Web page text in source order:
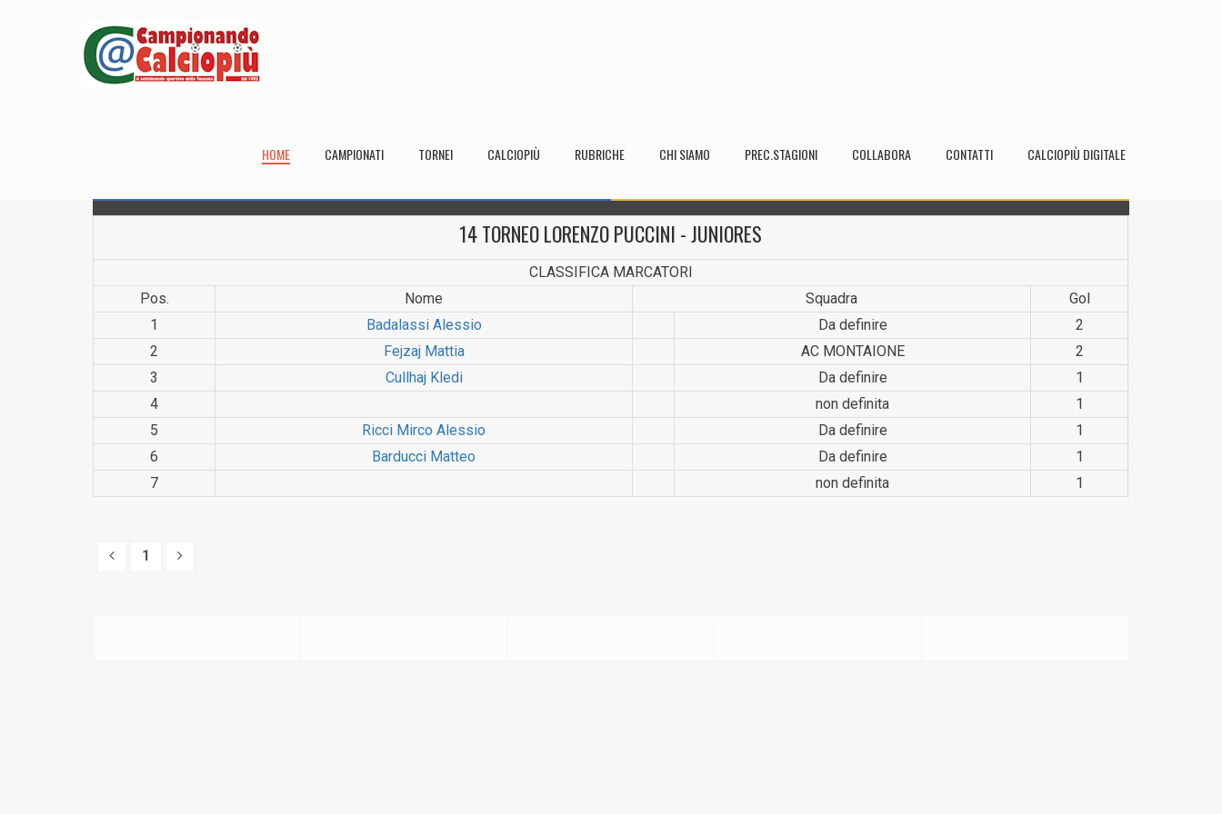
HOME CAMPIONATI TORNEI CALCIOPIÙ RUBRICHE CHI SIAMO PREC.STAGIONI COLLABORA CONTATTI CALCIOPIÙ DIGITALE
14 TORNEO LORENZO PUCCINI - JUNIORES
CLASSIFICA MARCATORI
Pos.
Nome Squadra
Gol
1
Badalassi Alessio Da definire
2
2
Fejzaj Mattia AC MONTAIONE
2
3
Cullhaj Kledi Da definire
1
4
non definita
1
5
Ricci Mirco Alessio Da definire
1
6
Barducci Matteo Da definire
1
7
non definita 1
1